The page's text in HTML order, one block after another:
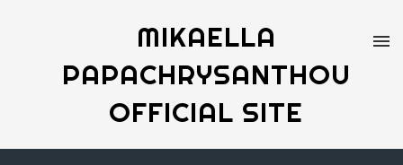
MIKAELLA
PAPACHRYSANTHOU
OFFICIAL SITE